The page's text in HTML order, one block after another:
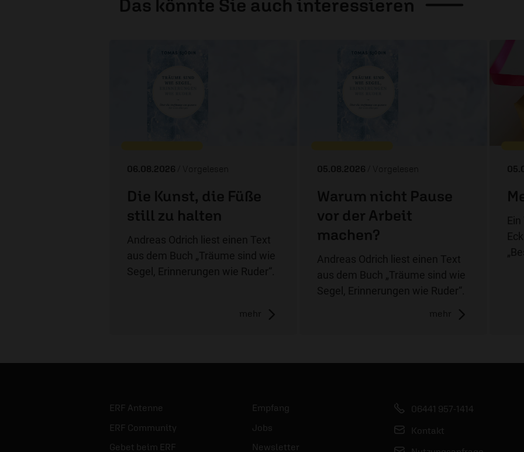
Das könnte Sie auch interessieren
06.08.2026 / Vorgelesen
Die Kunst, die Füße
still zu halten
Andreas Odrich liest einen Text
aus dem Buch „Träume sind wie
Segel, Erinnerungen wie Ruder“.
mehr
05.08.2026 / Vorgelesen
Warum nicht Pause
vor der Arbeit
machen?
Andreas Odrich liest einen Text
aus dem Buch „Träume sind wie
Segel, Erinnerungen wie Ruder“.
mehr
ERF Antenne
ERF Community
Gebet beim ERF
Empfang
Jobs
Newsletter
06441 957-1414
Kontakt